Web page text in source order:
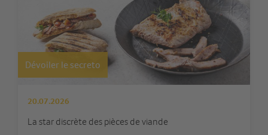
Dévoiler le secreto
20.07.2026
La star discrète des pièces de viande